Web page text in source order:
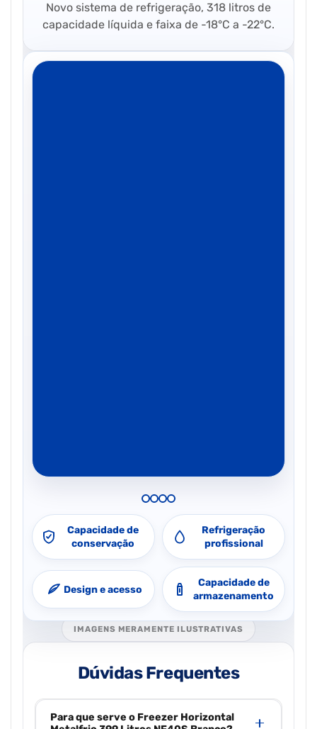
Novo sistema de refrigeração, 318 litros de
capacidade líquida e faixa de -18°C a -22°C.
Capacidade de
conservação
Refrigeração
profissional
Design e acesso
Capacidade de
armazenamento
IMAGENS MERAMENTE ILUSTRATIVAS
Dúvidas Frequentes
Para que serve o Freezer Horizontal